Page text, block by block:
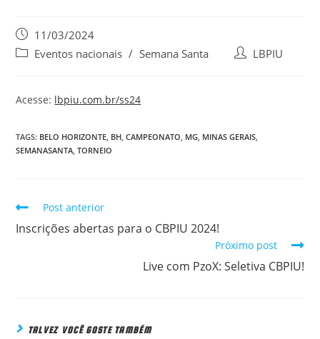
Post
published:
11/03/2024
PostEventos nacionais / Semana Santa
PostLBPIU
Acesse: lbpiu.com.br/ss24
TAGS: BELO HORIZONTE BH CAMPEONATO MG MINAS GERAIS
SEMANASANTA TORNEIO
READ
ARTICLES
Post anterior
Inscrições abertas para o CBPIU 2024!
Próximo post
Live com PzoX: Seletiva CBPIU!
TALVEZ VOCÊ GOSTE TAMBÉM